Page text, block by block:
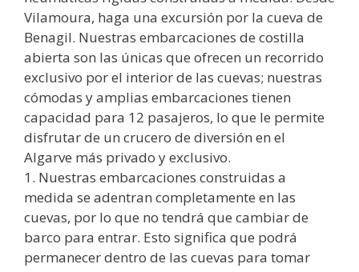
Vilamoura, haga una excursión por la cueva de
Benagil. Nuestras embarcaciones de costilla
abierta son las únicas que ofrecen un recorrido
exclusivo por el interior de las cuevas; nuestras
cómodas y amplias embarcaciones tienen
capacidad para 12 pasajeros, lo que le permite
disfrutar de un crucero de diversión en el
Algarve más privado y exclusivo.
1. Nuestras embarcaciones construidas a
medida se adentran completamente en las
cuevas, por lo que no tendrá que cambiar de
barco para entrar. Esto significa que podrá
permanecer dentro de las cuevas para tomar